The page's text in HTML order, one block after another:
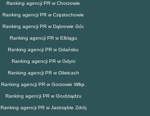
Ranking agencji PR w Chorzowie
Ranking agencji PR w Częstochowie
Ranking agencji PR w Dąbrowie Gór.
Ranking agencji PR w Elblągu
Ranking agencji PR w Gdańsku
Ranking agencji PR w Gdyni
Ranking agencji PR w Gliwicach
Ranking agencji PR w Gorzowie Wlkp.
Ranking agencji PR w Grudziądzu
Ranking agencji PR w Jastrzębie Zdrój